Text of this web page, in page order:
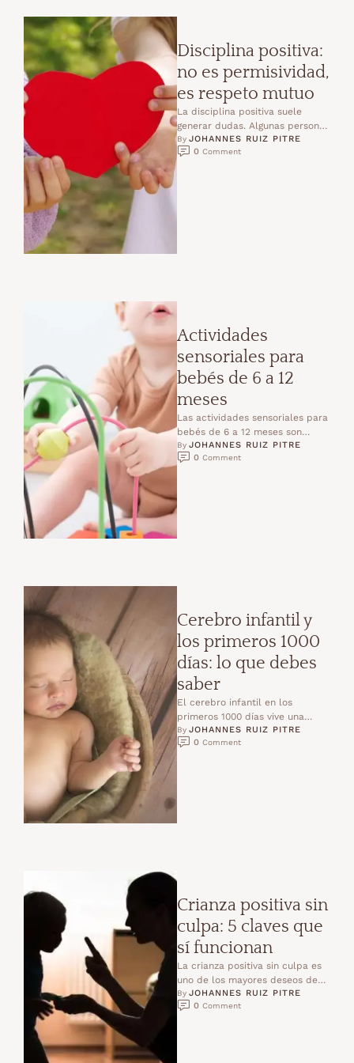
Disciplina positiva:
no es permisividad,
es respeto mutuo
La disciplina positiva suele
generar dudas. Algunas personas
piensan que educar con respeto
significa dejar hacer lo que …
By JOHANNES RUIZ PITRE
0 Comment
Actividades
sensoriales para
bebés de 6 a 12
meses
Las actividades sensoriales para
bebés de 6 a 12 meses son
fundamentales en esta etapa, en
la que …
By JOHANNES RUIZ PITRE
0 Comment
Cerebro infantil y
los primeros 1000
días: lo que debes
saber
El cerebro infantil en los
primeros 1000 días vive una
etapa de desarrollo tan intensa
que nunca volverá …
By JOHANNES RUIZ PITRE
0 Comment
Crianza positiva sin
culpa: 5 claves que
sí funcionan
La crianza positiva sin culpa es
uno de los mayores deseos de
las familias de hoy. Queremos
educar …
By JOHANNES RUIZ PITRE
0 Comment